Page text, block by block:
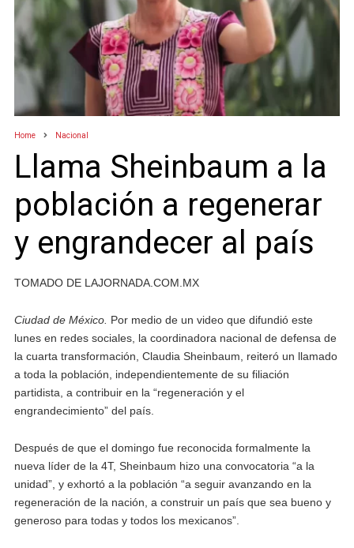
Home Nacional
Llama Sheinbaum a la
población a regenerar
y engrandecer al país
TOMADO DE LAJORNADA.COM.MX
Ciudad de México. Por medio de un video que difundió este
lunes en redes sociales, la coordinadora nacional de defensa de
la cuarta transformación, Claudia Sheinbaum, reiteró un llamado
a toda la población, independientemente de su filiación
partidista, a contribuir en la “regeneración y el
engrandecimiento” del país.
Después de que el domingo fue reconocida formalmente la
nueva líder de la 4T, Sheinbaum hizo una convocatoria “a la
unidad”, y exhortó a la población “a seguir avanzando en la
regeneración de la nación, a construir un país que sea bueno y
generoso para todas y todos los mexicanos”.